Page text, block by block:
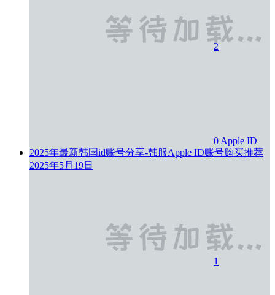
2
0 Apple ID
2025年最新韩国id账号分享-韩服Apple ID账号购买推荐
2025年5月19日
1